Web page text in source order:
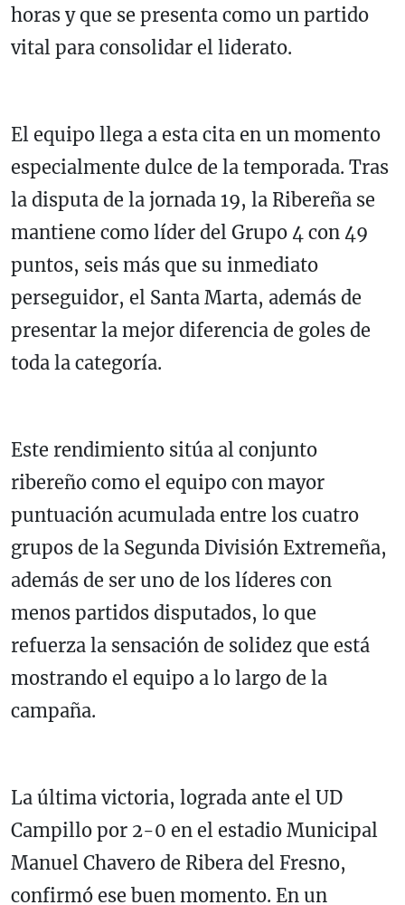
horas y que se presenta como un partido
vital para consolidar el liderato.
El equipo llega a esta cita en un momento
especialmente dulce de la temporada. Tras
la disputa de la jornada 19, la Ribereña se
mantiene como líder del Grupo 4 con 49
puntos, seis más que su inmediato
perseguidor, el Santa Marta, además de
presentar la mejor diferencia de goles de
toda la categoría.
Este rendimiento sitúa al conjunto
ribereño como el equipo con mayor
puntuación acumulada entre los cuatro
grupos de la Segunda División Extremeña,
además de ser uno de los líderes con
menos partidos disputados, lo que
refuerza la sensación de solidez que está
mostrando el equipo a lo largo de la
campaña.
La última victoria, lograda ante el UD
Campillo por 2-0 en el estadio Municipal
Manuel Chavero de Ribera del Fresno,
confirmó ese buen momento. En un